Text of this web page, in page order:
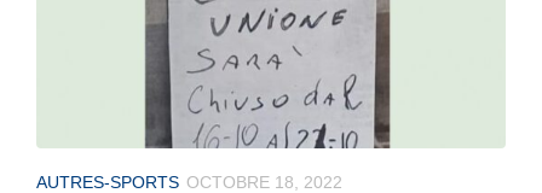
AUTRES-SPORTS OCTOBRE 18, 2022